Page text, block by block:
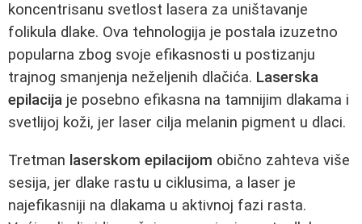
koncentrisanu svetlost lasera za uništavanje
folikula dlake. Ova tehnologija je postala izuzetno
popularna zbog svoje efikasnosti u postizanju
trajnog smanjenja neželjenih dlačića. Laserska
epilacija je posebno efikasna na tamnijim dlakama i
svetlijoj koži, jer laser cilja melanin pigment u dlaci.
Tretman laserskom epilacijom obično zahteva više
sesija, jer dlake rastu u ciklusima, a laser je
najefikasniji na dlakama u aktivnoj fazi rasta.